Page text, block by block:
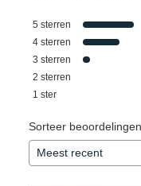
5 sterren
4 sterren
3 sterren
2 sterren
1 ster
Sorteer beoordelingen